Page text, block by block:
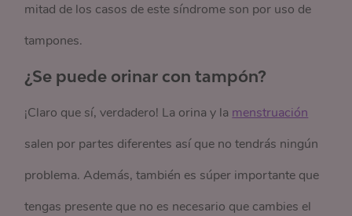
mitad de los casos de este síndrome son por uso de
tampones.
¿Se puede orinar con tampón?
¡Claro que sí, verdadero! La orina y la menstruación
salen por partes diferentes así que no tendrás ningún
problema. Además, también es súper importante que
tengas presente que no es necesario que cambies el